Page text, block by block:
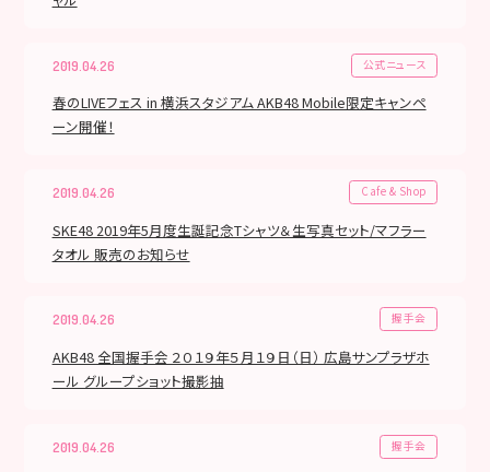
2019.04.26 公式ニュース
春のLIVEフェス in 横浜スタジアム AKB48 Mobile限定キャンペ
ーン開催！
2019.04.26 Cafe & Shop
SKE48 2019年5月度生誕記念Tシャツ＆生写真セット/マフラー
タオル 販売のお知らせ
2019.04.26 握手会
AKB48 全国握手会 ２０１９年５月１９日（日） 広島サンプラザホ
ール グループショット撮影抽
2019.04.26 握手会